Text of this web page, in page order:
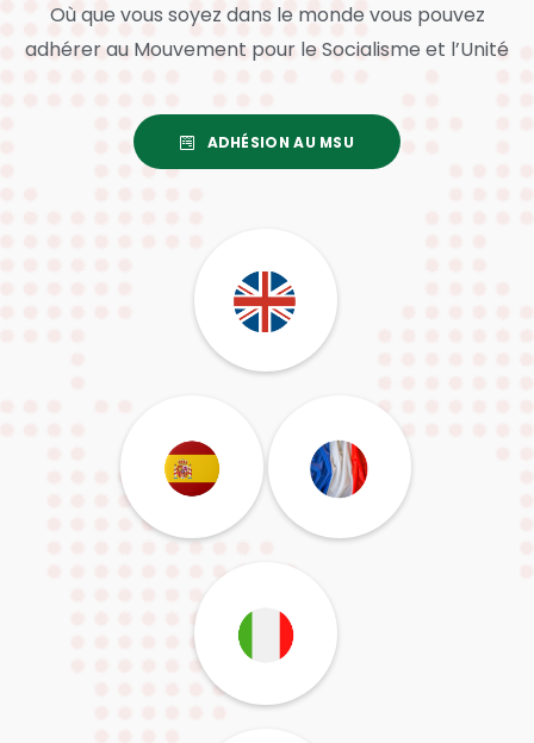
Où que vous soyez dans le monde vous pouvez
adhérer au Mouvement pour le Socialisme et l’Unité
ADHÉSION AU MSU